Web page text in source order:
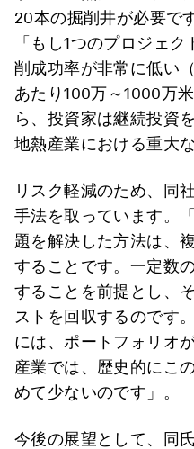
20本の掘削井が必要で
「もし1つのプロジェ
削成功率が非常に低い
あたり100万～1000万
ら、投資家は継続投資
地熱産業における重大
リスク軽減のため、同
手法を取っています。
題を解決した方法は、
することです。一定数
することを前提とし、
ストを回収するのです
には、ポートフォリオ
産業では、歴史的にこ
めて少ないのです」。
今後の展望として、同